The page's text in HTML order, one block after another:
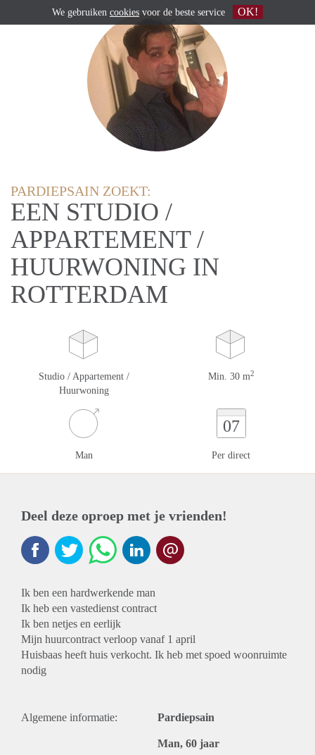
PARDIEPSAIN ZOEKT:
EEN STUDIO /
APPARTEMENT /
HUURWONING IN
ROTTERDAM
Studio / Appartement /
Huurwoning
Min. 30 m2
Man
07
Per direct
Deel deze oproep met je vrienden!
Ik ben een hardwerkende man
Ik heb een vastedienst contract
Ik ben netjes en eerlijk
Mijn huurcontract verloop vanaf 1 april
Huisbaas heeft huis verkocht. Ik heb met spoed woonruimte
nodig
Algemene informatie: Pardiepsain
Man, 60 jaar
We gebruiken cookies voor de beste service OK!